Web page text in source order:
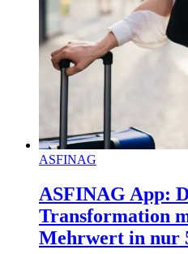
ASFINAG
ASFINAG App:
Transformation
Mehrwert in nur